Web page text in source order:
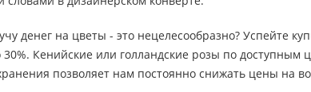
денег на цветы - это нецелесообразно? Успейте
Кенийские или голландские розы по доступным
позволяет нам постоянно снижать цены на